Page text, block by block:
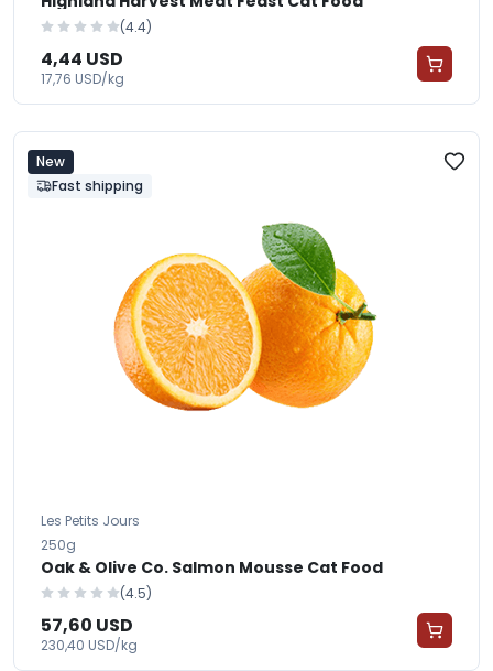
(4.4)
4,44 USD
17,76 USD/kg
New
Fast shipping
Les Petits Jours
250g
Oak & Olive Co. Salmon Mousse Cat Food
(4.5)
57,60 USD
230,40 USD/kg